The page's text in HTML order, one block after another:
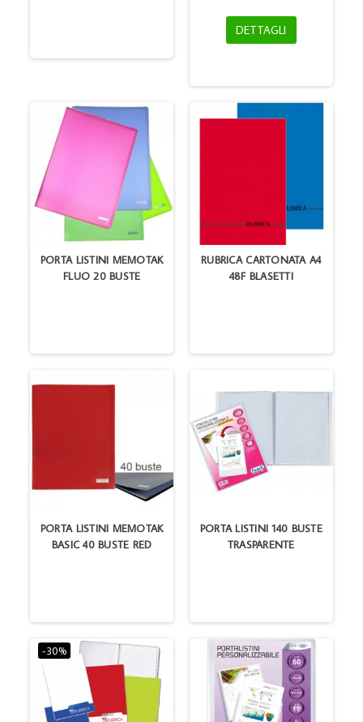
DETTAGLI
PORTA LISTINI MEMOTAK
FLUO 20 BUSTE
RUBRICA CARTONATA A4
48F BLASETTI
PORTA LISTINI MEMOTAK
BASIC 40 BUSTE RED
PORTA LISTINI 140 BUSTE
TRASPARENTE
-30%